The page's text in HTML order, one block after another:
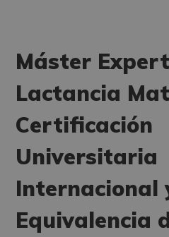
Máster
Lactancia
Certificación
Universitaria
Internacional
Equivalencia